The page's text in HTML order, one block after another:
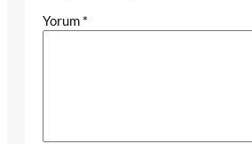
Yorum *